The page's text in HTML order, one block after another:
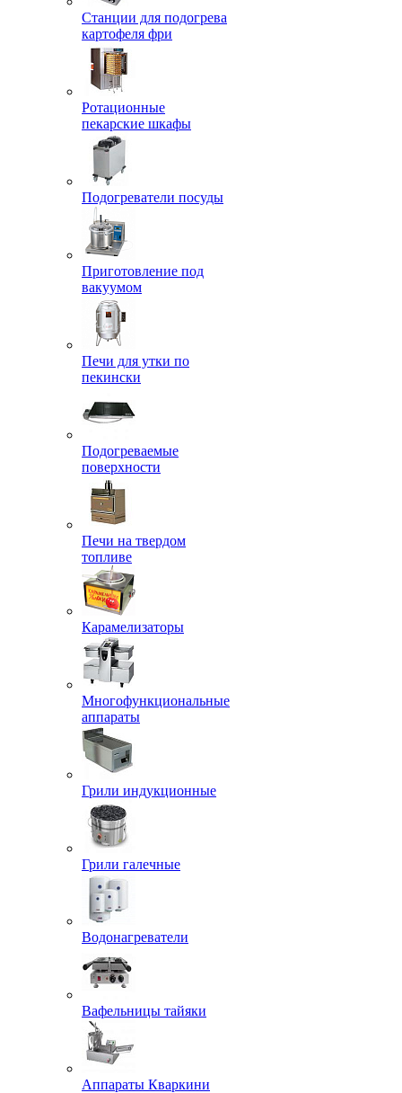
Станции для подогрева
картофеля фри
Ротационные
пекарские шкафы
Подогреватели посуды
Приготовление под
вакуумом
Печи для утки по
пекински
Подогреваемые
поверхности
Печи на твердом
топливе
Карамелизаторы
Многофункциональные
аппараты
Грили индукционные
Грили галечные
Водонагреватели
Вафельницы тайяки
Аппараты Кваркини